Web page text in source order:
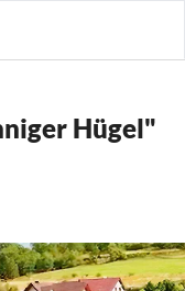
Hügel"